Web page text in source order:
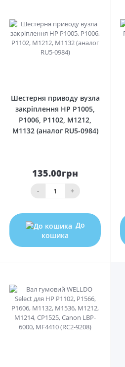
Шестерня приводу вузла
закріплення HP P1005,
P1006, P1102, M1212,
M1132 (аналог RU5-0984)
135.00грн
- +
До
кошика